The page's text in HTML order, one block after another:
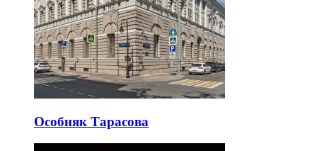
Особняк Тарасова